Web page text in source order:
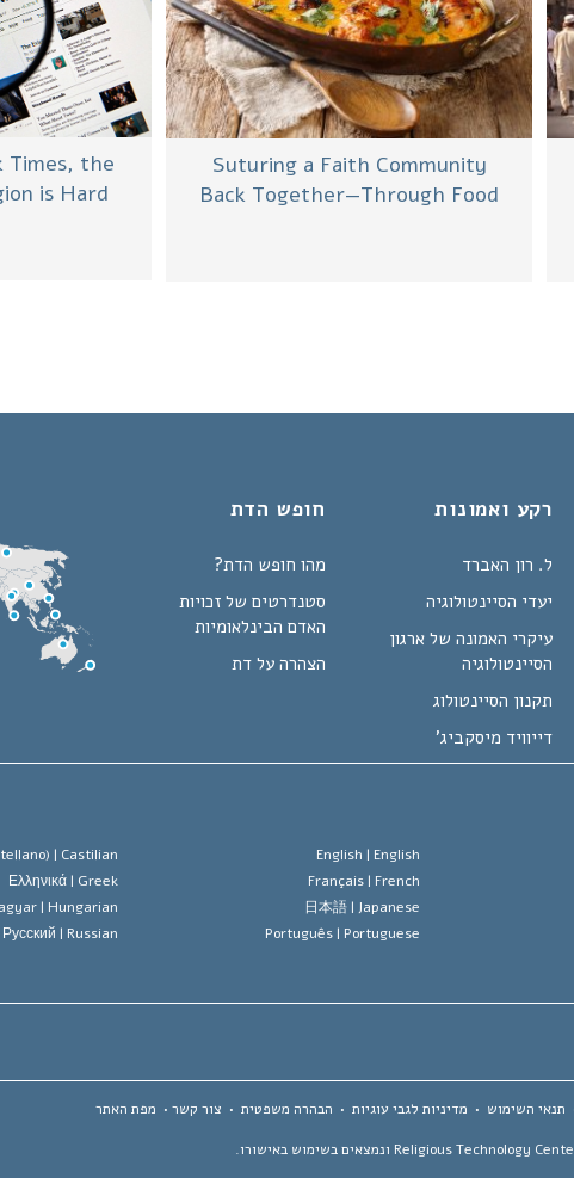
Times, the
is Hard
Suturing a Faith Community
Back Together—Through Food
רקע ואמונות
ל. רון האברד
יעדי הסיינטולוגיה
עיקרי האמונה של ארגון
הסיינטולוגיה
תקנון הסיינטולוג
דייוויד מיסקביג'
חופש הדת
מהו חופש הדת?
סטנדרטים של זכויות
האדם הבינלאומיות
הצהרה על דת
English | English
| Castilian
Français | French
Ελληνικά | Greek
日本語 | Japanese
| Hungarian
Português | Portuguese
Русский | Russian
תנאי השימוש • מדיניות לגבי עוגיות • הבהרה משפטית • צור קשר • מפת האתר